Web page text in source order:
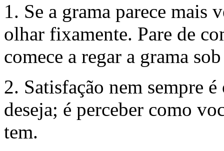
1. Se a grama parece
olhar fixamente. Pare de
comece a regar a grama
2. Satisfação nem sempre
deseja; é perceber como
tem.